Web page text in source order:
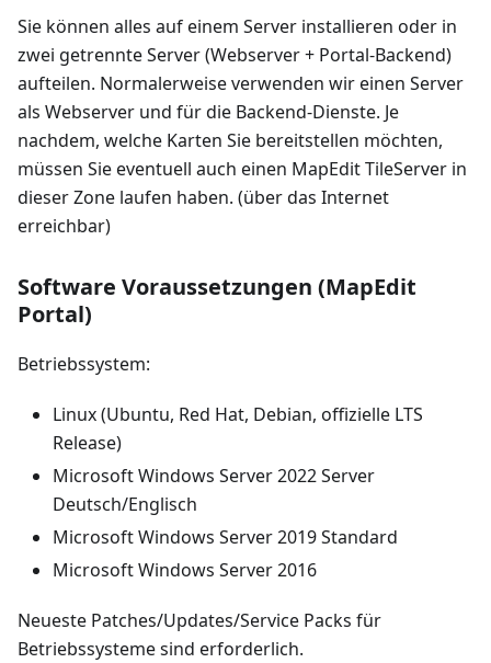
Sie können alles auf einem Server installieren oder in
zwei getrennte Server (Webserver + Portal-Backend)
aufteilen. Normalerweise verwenden wir einen Server
als Webserver und für die Backend-Dienste. Je
nachdem, welche Karten Sie bereitstellen möchten,
müssen Sie eventuell auch einen MapEdit TileServer in
dieser Zone laufen haben. (über das Internet
erreichbar)
Software Voraussetzungen (MapEdit
Portal)
Betriebssystem:
Linux (Ubuntu, Red Hat, Debian, offizielle LTS
Release)
Microsoft Windows Server 2022 Server
Deutsch/Englisch
Microsoft Windows Server 2019 Standard
Microsoft Windows Server 2016
Neueste Patches/Updates/Service Packs für
Betriebssysteme sind erforderlich.